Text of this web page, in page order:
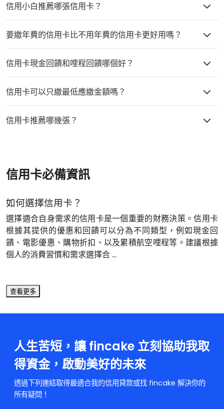
信用小白推薦哪張信用卡？
卡片通常適合沒有申辦過信用卡的人士。
要繳年費的信用卡比不用年費的信用卡更好用嗎？
有些年費卡提供更多額外福利，如較高的回饋率、免費機場貴賓室、
旅遊保險、指定餐廳優惠等，如果這些福利對您來說很有價值，則可
信用卡現金回饋和哩程回饋哪個好？
果您經常旅行，哩程回饋可能更有吸引力；如果您偏好直接的現金折
扣，則現金回饋可能更合適。
信用卡可以只繳最低應繳金額嗎？
繳最低金額可能會增加總債務並影響信用評分，因此建議盡可能全額
信用卡推薦哪幾張？
卡推薦、行動支付信用卡、
等，也可以參考 fincake精選信用卡推薦
信用卡必備資訊
如何選擇信用卡？
選擇適合自身需求的信用卡是一個重要的財務決策。信用卡
根據其提供的優惠和回饋可以分為不同類型，例如現金回
饋、電影優惠、購物折扣、以及累積航空哩程等。建議根據
個人的消費習慣和需求選擇合 ...
查看更多
人生苦短，讓 fincake 立刻協助我取
得資金，啟動美好的未來
透過下列連結取得最適合我的信用貸款或找 fincake 解決你的
所有疑問！